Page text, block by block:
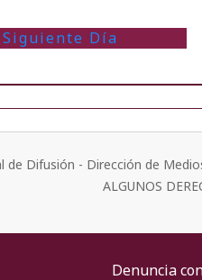
Siguiente Día
de Difusión - Dirección de
ALGUNOS
Denuncia